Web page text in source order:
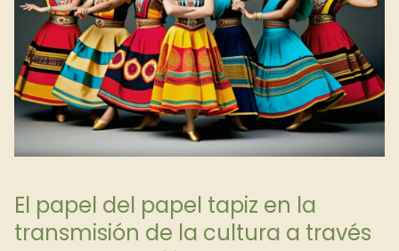
El papel del papel tapiz en la
transmisión de la cultura a través